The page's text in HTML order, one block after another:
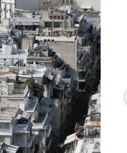
Nik Nikolopoulos
πριν από 2 έτη
Άψογη στη συνεργασία ,
αποτελεσματική,Συνεπής,κ
ατατοπιστική.Με λίγα
λόγια άριστη
Επαγγελματίας ,πάντα με